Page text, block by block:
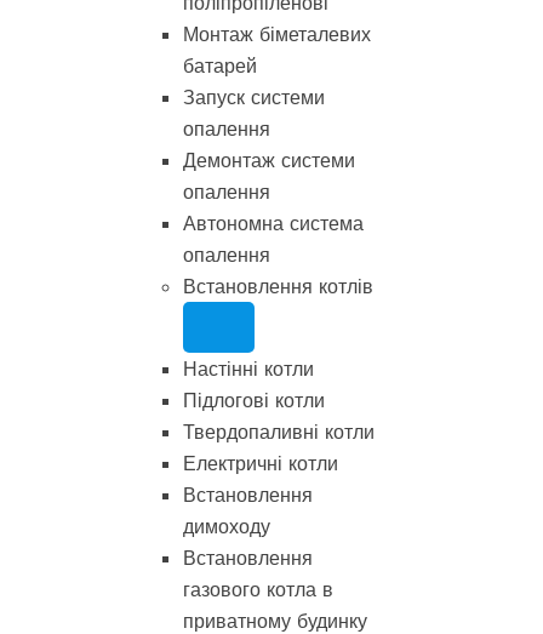
Монтаж біметалевих
батарей
Запуск системи
опалення
Демонтаж системи
опалення
Автономна система
опалення
Встановлення котлів
Настінні котли
Підлогові котли
Твердопаливні котли
Електричні котли
Встановлення
димоходу
Встановлення
газового котла в
приватному будинку